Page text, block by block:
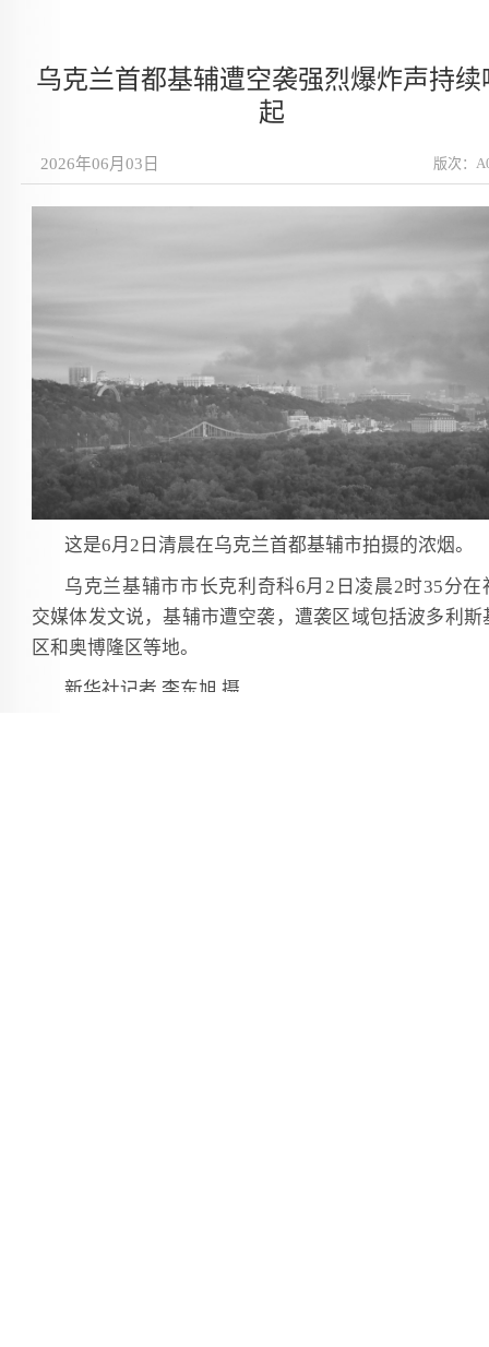
乌克兰首都基辅遭空袭强烈爆炸声持续
起
版次：
2026年06月03日
这是6月2日清晨在乌克兰首都基辅市拍摄的浓烟。
乌克兰基辅市市长克利奇科6月2日凌晨2时35分在
交媒体发文说，基辅市遭空袭，遭袭区域包括波多利斯
区和奥博隆区等地。
新华社记者 李东旭 摄